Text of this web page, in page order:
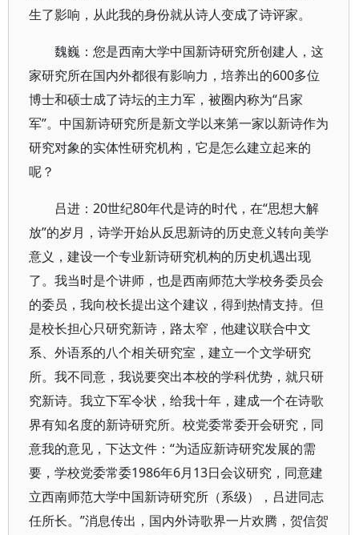
生了影响，从此我的身份就从诗人变成了诗评家。
魏巍：您是西南大学中国新诗研究所创建人，这
家研究所在国内外都很有影响力，培养出的600多位
博士和硕士成了诗坛的主力军，被圈内称为“吕家
军”。中国新诗研究所是新文学以来第一家以新诗作为
研究对象的实体性研究机构，它是怎么建立起来的
呢？
吕进：20世纪80年代是诗的时代，在“思想大解
放”的岁月，诗学开始从反思新诗的历史意义转向美学
意义，建设一个专业新诗研究机构的历史机遇出现
了。我当时是个讲师，也是西南师范大学校务委员会
的委员，我向校长提出这个建议，得到热情支持。但
是校长担心只研究新诗，路太窄，他建议联合中文
系、外语系的八个相关研究室，建立一个文学研究
所。我不同意，我说要突出本校的学科优势，就只研
究新诗。我立下军令状，给我十年，建成一个在诗歌
界有知名度的新诗研究所。校党委常委开会研究，同
意我的意见，下达文件：“为适应新诗研究发展的需
要，学校党委常委1986年6月13日会议研究，同意建
立西南师范大学中国新诗研究所（系级），吕进同志
任所长。”消息传出，国内外诗歌界一片欢腾，贺信贺